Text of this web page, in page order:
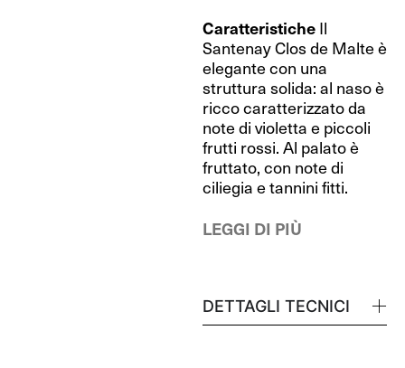
Caratteristiche Il
Santenay Clos de Malte è
elegante con una
struttura solida: al naso è
ricco caratterizzato da
note di violetta e piccoli
frutti rossi. Al palato è
fruttato, con note di
ciliegia e tannini fitti.
LEGGI DI PIÙ
DETTAGLI TECNICI